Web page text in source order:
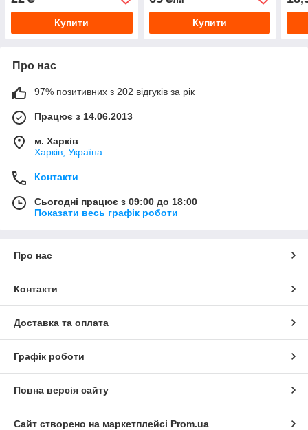
Купити Купити
Про нас
97% позитивних з 202 відгуків за рік
Працює з 14.06.2013
м. Харків
Харків, Україна
Контакти
Сьогодні працює з 09:00 до 18:00
Показати весь графік роботи
Про нас
Контакти
Доставка та оплата
Графік роботи
Повна версія сайту
Сайт створено на маркетплейсі Prom.ua